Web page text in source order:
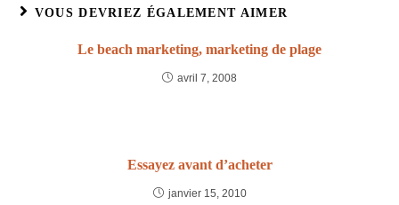
VOUS DEVRIEZ ÉGALEMENT AIMER
Le beach marketing, marketing de plage
avril 7, 2008
Essayez avant d’acheter
janvier 15, 2010